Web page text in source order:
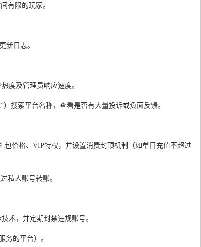
有限的玩家。
新日志。
度及管理员响应速度。
搜索平台名称，查看是否有大量投诉或负面反馈。
包价格、VIP特权，并设置消费封顶机制（如单日充值不超过
私人账号转账。
术，并定期封禁违规账号。
务的平台）。